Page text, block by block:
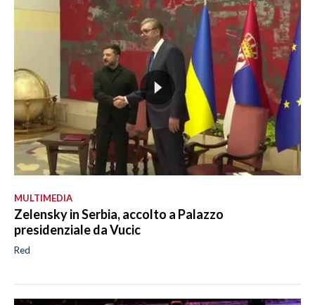
MULTIMEDIA
Zelensky in Serbia, accolto a Palazzo
presidenziale da Vucic
Red